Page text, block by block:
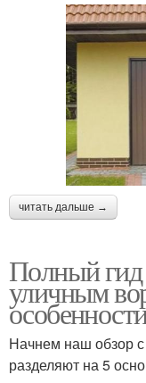
читать дальше →
Полный
уличным
Начнем наш обзор с
разделяют на 5